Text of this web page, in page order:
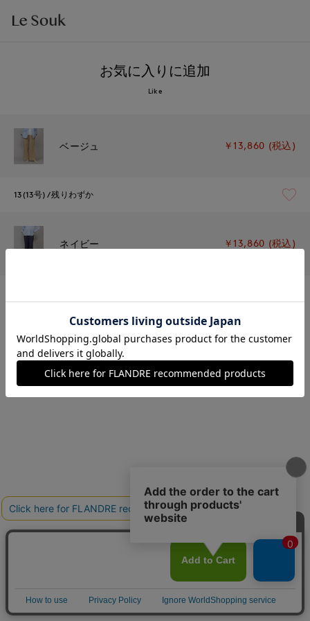
お気に入りに追加
Like
ベージュ ￥13,860 (税込)
13(13号) 残りわずか
ネイビー ￥13,860 (税込)